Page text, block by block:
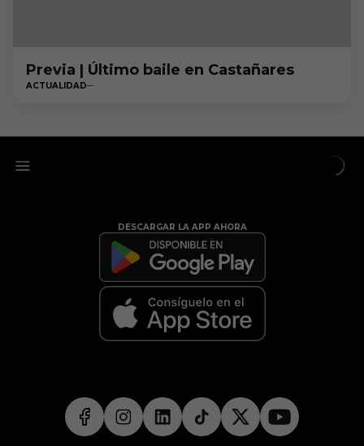
Previa | Último baile en Castañares
ACTUALIDAD
DESCARGAR LA APP AHORA